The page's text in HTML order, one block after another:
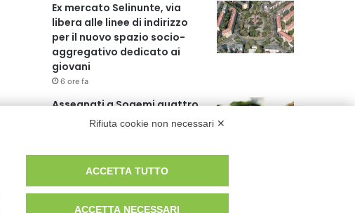
Ex mercato Selinunte, via
libera alle linee di indirizzo
per il nuovo spazio socio-
aggregativo dedicato ai
giovani
6 ore fa
Assegnati a Sogemi quattro
mercati comunali coperti
A Santa Giulia tre nuove vie
Zampori e Marchelli
13 ore fa
Rifiuta cookie non necessari ✕
ACCETTA TUTTO
ACCETTA NECESSARI